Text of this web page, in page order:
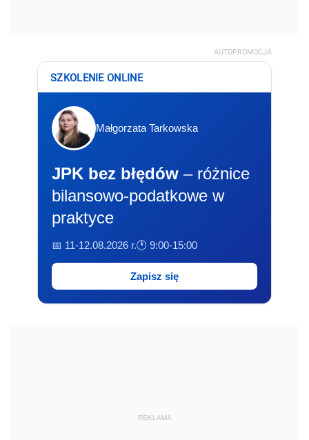
AUTOPROMOCJA
SZKOLENIE ONLINE
Małgorzata Tarkowska
JPK bez błędów – różnice
bilansowo-podatkowe w
praktyce
📅 11-12.08.2026 r.🕐 9:00-15:00
Zapisz się
REKLAMA